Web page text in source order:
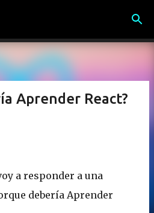
Aprender React?
a responder a una
debería Aprender